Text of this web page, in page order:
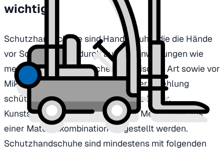
wichtig?
Schutzhandschuhe sind Handschuhe, die die Hände
vor Schädigungen durch äußere Einwirkungen wie
mechanischer, thermischer, chemischer Art sowie vor
Mikroorganismen oder ionisierender Strahlung
schützen. Handschuhe können aus Leder,
Kunststoffen, Gummi, Textilfasern, Metall oder aus
einer Materialkombination hergestellt werden.
Schutzhandschuhe sind mindestens mit folgenden